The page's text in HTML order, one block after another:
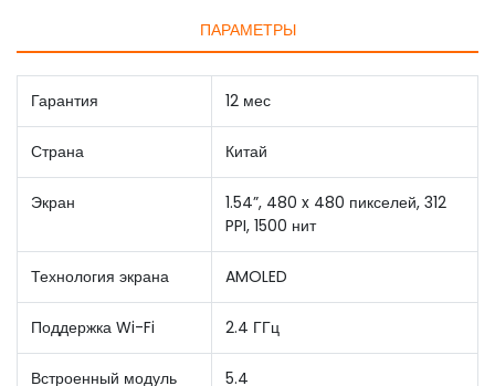
ПАРАМЕТРЫ
Гарантия 12 мес
Страна Китай
Экран
1.54”, 480 x 480 пикселей, 312
PPI, 1500 нит
Технология экрана AMOLED
Поддержка Wi-Fi 2.4 ГГц
Встроенный модуль 5.4